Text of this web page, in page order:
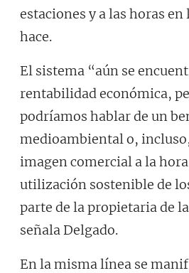
estaciones y a las horas en
hace.
El sistema “aún se
rentabilidad económica,
podríamos hablar de un
medioambiental o,
imagen comercial a la
utilización sostenible de
parte de la propietaria de
señala Delgado.
En la misma línea se